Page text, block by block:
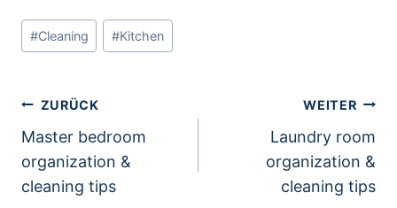
Schlagworte:
#Cleaning #Kitchen
Beitragsnavigation
ZURÜCK
Master bedroom
organization &
cleaning tips
WEITER
Laundry room
organization &
cleaning tips